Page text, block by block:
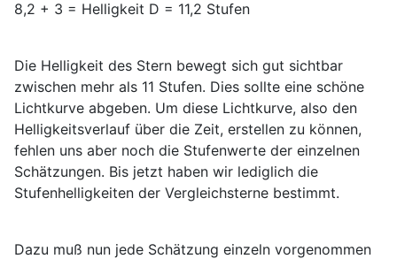
8,2 + 3 = Helligkeit D = 11,2 Stufen
Die Helligkeit des Stern bewegt sich gut sichtbar
zwischen mehr als 11 Stufen. Dies sollte eine schöne
Lichtkurve abgeben. Um diese Lichtkurve, also den
Helligkeitsverlauf über die Zeit, erstellen zu können,
fehlen uns aber noch die Stufenwerte der einzelnen
Schätzungen. Bis jetzt haben wir lediglich die
Stufenhelligkeiten der Vergleichsterne bestimmt.
Dazu muß nun jede Schätzung einzeln vorgenommen